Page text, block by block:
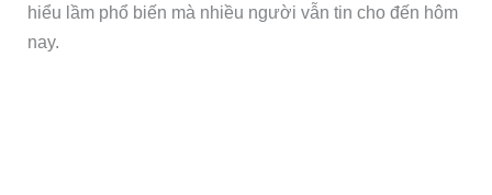
hiểu lầm phổ biến mà nhiều người vẫn tin cho đến hôm
nay.